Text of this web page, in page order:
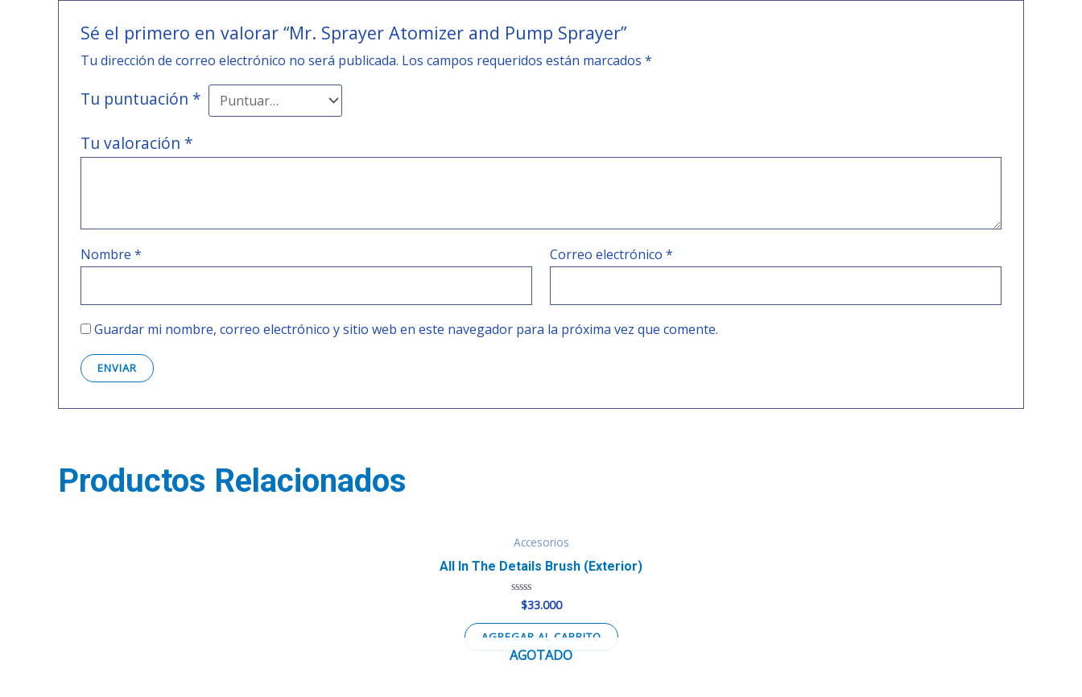
Sé el primero en valorar “Mr. Sprayer Atomizer and Pump Sprayer”
Tu dirección de correo electrónico no será publicada. Los campos requeridos están marcados *
Tu puntuación *
Tu valoración *
Nombre * Correo electrónico*
Guardar mi nombre, correo electrónico y sitio web en este navegador para la próxima vez que comente.
Productos Relacionados
Accesorios
All In The Details Brush (exterior)
Valorado
0
de
5
$33.000
AGREGAR AL CARRITO
AGOTADO